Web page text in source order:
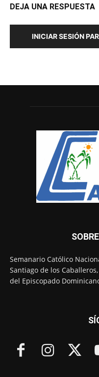
DEJA UNA RESPUESTA
INICIAR SESIÓN
Semanario Católico
Santiago de los
del Episcopado